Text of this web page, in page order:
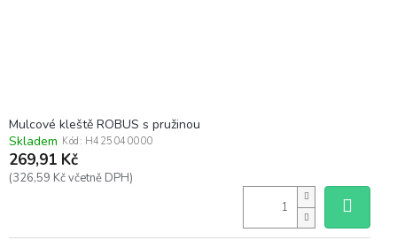
Mulcové kleště ROBUS s pružinou
Skladem Kód: H425040000
269,91 Kč
(326,59 Kč včetně DPH)